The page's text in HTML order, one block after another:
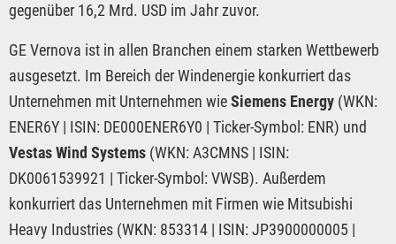
gegenüber 16,2 Mrd. USD im Jahr zuvor.
GE Vernova ist in allen Branchen einem starken Wettbewerb
ausgesetzt. Im Bereich der Windenergie konkurriert das
Unternehmen mit Unternehmen wieSiemens Energy (WKN:
ENER6Y | ISIN: DE000ENER6Y0 | Ticker-Symbol: ENR) und
Vestas Wind Systems (WKN: A3CMNS | ISIN:
DK0061539921 | Ticker-Symbol: VWSB). Außerdem
konkurriert das Unternehmen mit Firmen wie Mitsubishi
Heavy Industries (WKN: 853314 | ISIN: JP3900000005 |